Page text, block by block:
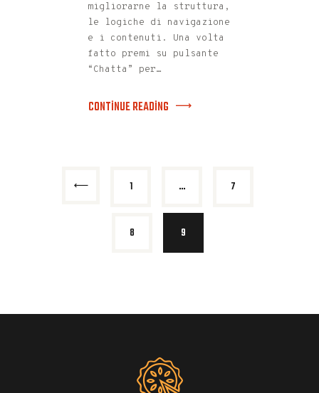
migliorarne la struttura,
le logiche di navigazione
e i contenuti. Una volta
fatto premi su pulsante
“Chatta” per…
CONTINUE READING
1 … 7
8 9